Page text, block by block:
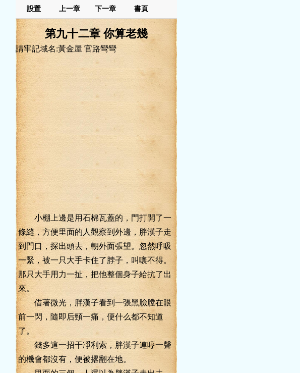
設置 上一章 下一章 書頁
第九十二章 你算老幾
請牢記域名:黃金屋 官路彎彎
小棚上邊是用石棉瓦蓋的，門打開了一
條縫，方便里面的人觀察到外邊，胖漢子走
到門口，探出頭去，朝外面張望。忽然呼吸
一緊，被一只大手卡住了脖子，叫嚷不得。
那只大手用力一扯，把他整個身子給抗了出
來。
借著微光，胖漢子看到一張黑臉膛在眼
前一閃，隨即后頸一痛，便什么都不知道
了。
錢多這一招干凈利索，胖漢子連哼一聲
的機會都沒有，便被撂翻在地。